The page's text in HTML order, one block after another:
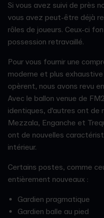
Si vous avez suivi de près
vous avez peut-être déjà
rôles de joueurs. Ceux-ci
possession retravaillé.
Pour vous fournir une
moderne et plus
opèrent, nous avons revu
Avec le ballon venue de
identiques, d'autres ont de
Mezzala, Enganche et
ont de nouvelles
intérieur.
Certains postes, comme
entièrement nouveaux :
Gardien pragmatique
Gardien balle au pied